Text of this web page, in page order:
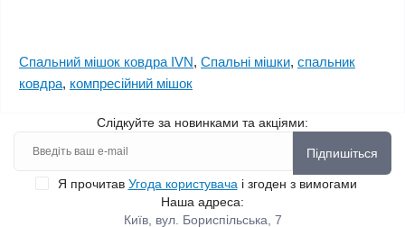
Спальний мішок ковдра IVN, Спальні мішки, спальник
ковдра, компресійний мішок
Слідкуйте за новинками та акціями:
Підпишіться
Я прочитав Угода користувача і згоден з вимогами
Наша адреса:
Київ, вул. Бориспільська, 7